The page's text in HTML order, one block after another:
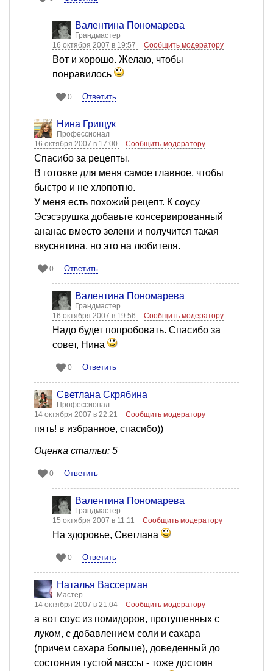
Валентина Пономарева
Грандмастер
16 октября 2007 в 19:57
Сообщить модератору
Вот и хорошо. Желаю, чтобы
понравилось
0 Ответить
Нина Грищук
Профессионал
16 октября 2007 в 17:00
Сообщить модератору
Спасибо за рецепты.
В готовке для меня самое главное, чтобы
быстро и не хлопотно.
У меня есть похожий рецепт. К соусу
Эсэсэрушка добавьте консервированный
ананас вместо зелени и получится такая
вкуснятина, но это на любителя.
0 Ответить
Валентина Пономарева
Грандмастер
16 октября 2007 в 19:56
Сообщить модератору
Надо будет попробовать. Спасибо за
совет, Нина
0 Ответить
Светлана Скрябина
Профессионал
14 октября 2007 в 22:21
Сообщить модератору
пять! в избранное, спасибо))
Оценка статьи: 5
0 Ответить
Валентина Пономарева
Грандмастер
15 октября 2007 в 11:11
Сообщить модератору
На здоровье, Светлана
0 Ответить
Наталья Вассерман
Мастер
14 октября 2007 в 21:04
Сообщить модератору
а вот соус из помидоров, протушенных с
луком, с добавлением соли и сахара
(причем сахара больше), доведенный до
состояния густой массы - тоже достоин